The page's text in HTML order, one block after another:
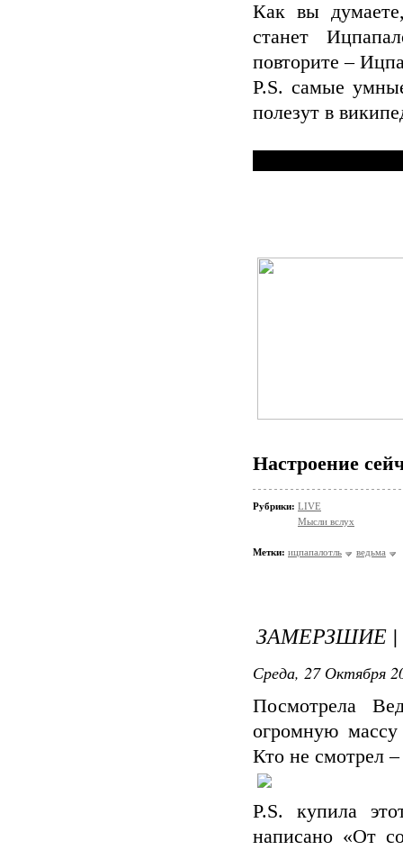
Как вы
станет
повторите –
P.S. самые
полезут в
Настроение
Рубрики: LIVE
Мысли вслух
Метки: ицпапалотль ведьма
ЗАМЕРЗШИЕ |
Среда, 27 Октября
Посмотрела
огромную
Кто не смотрел
P.S. купила
написано «От